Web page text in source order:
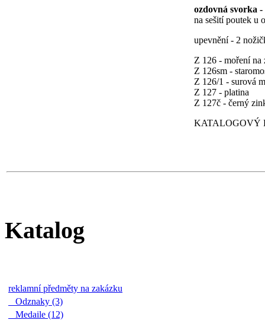
ozdovná svorka -
na sešití poutek u
upevnění - 2
Z 126 - moření na
Z 126sm -
Z 126/1 - surová
Z 127 - platina
Z 127č - černý
KATALOGOVÝ
Katalog
reklamní předměty na zakázku
Odznaky (3)
Medaile (12)